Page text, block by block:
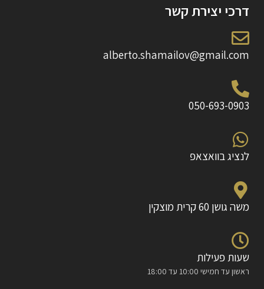
דרכי יצירת קשר
alberto.shamailov@gmail.com
050-693-0903
לנציג בוואצאפ
משה גושן 60 קרית מוצקין
שעות פעילות
ראשון עד חמישי 10:00 עד 18:00